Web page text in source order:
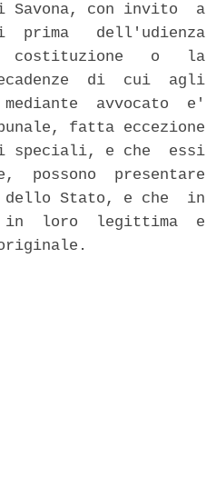
con invito  a
prima   dell'udienza
costituzione   o   la
di  cui  agli
avvocato  e'
fatta eccezione
speciali, e che  essi
possono  presentare
dello Stato, e che  in
in  loro  legittima  e